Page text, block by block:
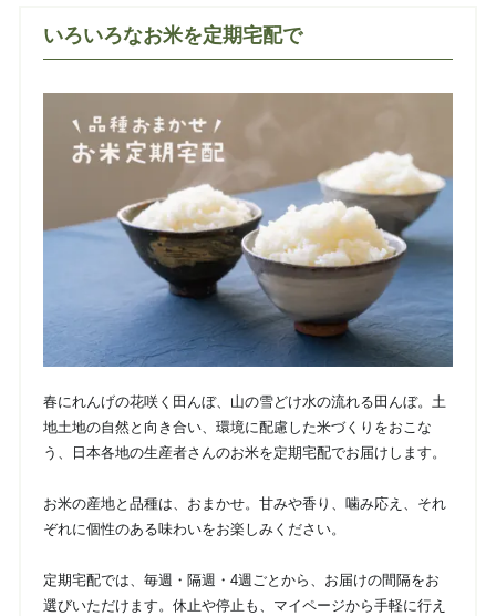
いろいろなお米を定期宅配で
春にれんげの花咲く田んぼ、山の雪どけ水の流れる田んぼ。土
地土地の自然と向き合い、環境に配慮した米づくりをおこな
う、日本各地の生産者さんのお米を定期宅配でお届けします。
お米の産地と品種は、おまかせ。甘みや香り、噛み応え、それ
ぞれに個性のある味わいをお楽しみください。
定期宅配では、毎週・隔週・4週ごとから、お届けの間隔をお
選びいただけます。休止や停止も、マイページから手軽に行え